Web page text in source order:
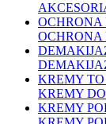
OCHRONA
OCHRONA
KREMY
KREMY
KREMY